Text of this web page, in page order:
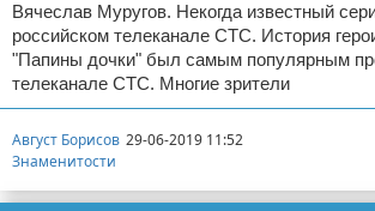
Вячеслав Муругов. Некогда известный
российском телеканале СТС. История
"Папины дочки" был самым популярным
телеканале СТС. Многие зрители
Август Борисов 29-06-2019 11:52
Знаменитости